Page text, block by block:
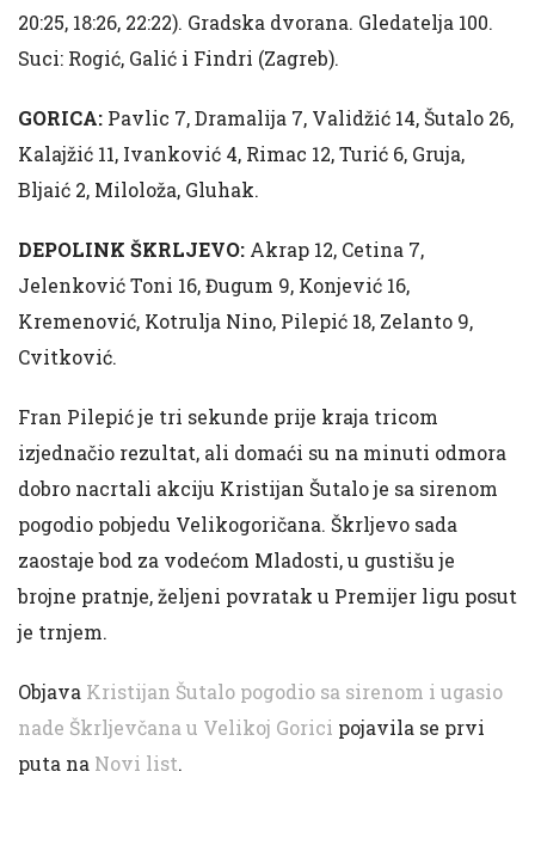
20:25, 18:26, 22:22). Gradska dvorana. Gledatelja 100.
Suci: Rogić, Galić i Findri (Zagreb).
GORICA: Pavlic 7, Dramalija 7, Validžić 14, Šutalo 26,
Kalajžić 11, Ivanković 4, Rimac 12, Turić 6, Gruja,
Bljaić 2, Miloloža, Gluhak.
DEPOLINK ŠKRLJEVO: Akrap 12, Cetina 7,
Jelenković Toni 16, Đugum 9, Konjević 16,
Kremenović, Kotrulja Nino, Pilepić 18, Zelanto 9,
Cvitković.
Fran Pilepić je tri sekunde prije kraja tricom
izjednačio rezultat, ali domaći su na minuti odmora
dobro nacrtali akciju Kristijan Šutalo je sa sirenom
pogodio pobjedu Velikogoričana. Škrljevo sada
zaostaje bod za vodećom Mladosti, u gustišu je
brojne pratnje, željeni povratak u Premijer ligu posut
je trnjem.
Objava Kristijan Šutalo pogodio sa sirenom i ugasio
nade Škrljevčana u Velikoj Gorici pojavila se prvi
puta na Novi list.